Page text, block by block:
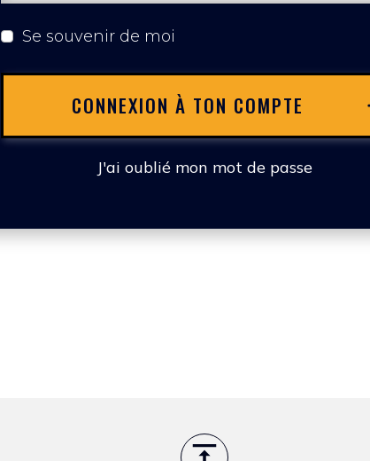
Se souvenir de moi
CONNEXION À TON COMPTE
J'ai oublié mon mot de passe